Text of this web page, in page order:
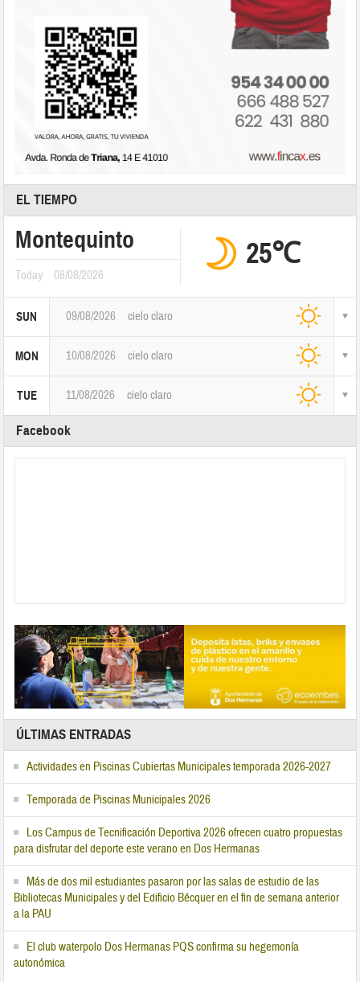
EL TIEMPO
Montequinto
Today 08/08/2026
25℃
SUN 09/08/2026 cielo claro
MON 10/08/2026 cielo claro
TUE 11/08/2026 cielo claro
Facebook
ÚLTIMAS ENTRADAS
Actividades en Piscinas Cubiertas Municipales temporada 2026-2027
Temporada de Piscinas Municipales 2026
Los Campus de Tecnificación Deportiva 2026 ofrecen cuatro propuestas
para disfrutar del deporte este verano en Dos Hermanas
Más de dos mil estudiantes pasaron por las salas de estudio de las
Bibliotecas Municipales y del Edificio Bécquer en el fin de semana anterior
a la PAU
El club waterpolo Dos Hermanas PQS confirma su hegemonía
autonómica